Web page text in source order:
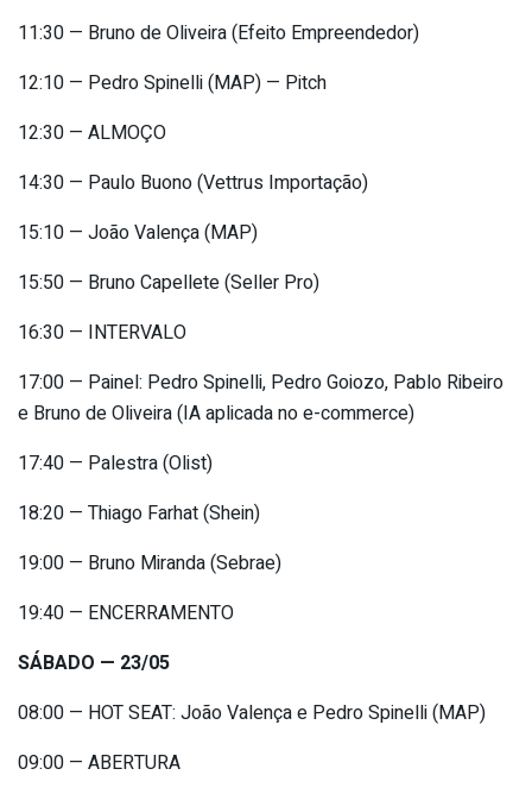
11:30 — Bruno de Oliveira (Efeito Empreendedor)
12:10 — Pedro Spinelli (MAP) — Pitch
12:30 — ALMOÇO
14:30 — Paulo Buono (Vettrus Importação)
15:10 — João Valença (MAP)
15:50 — Bruno Capellete (Seller Pro)
16:30 — INTERVALO
17:00 — Painel: Pedro Spinelli, Pedro Goiozo, Pablo Ribeiro
e Bruno de Oliveira (IA aplicada no e-commerce)
17:40 — Palestra (Olist)
18:20 — Thiago Farhat (Shein)
19:00 — Bruno Miranda (Sebrae)
19:40 — ENCERRAMENTO
SÁBADO — 23/05
08:00 — HOT SEAT: João Valença e Pedro Spinelli (MAP)
09:00 — ABERTURA